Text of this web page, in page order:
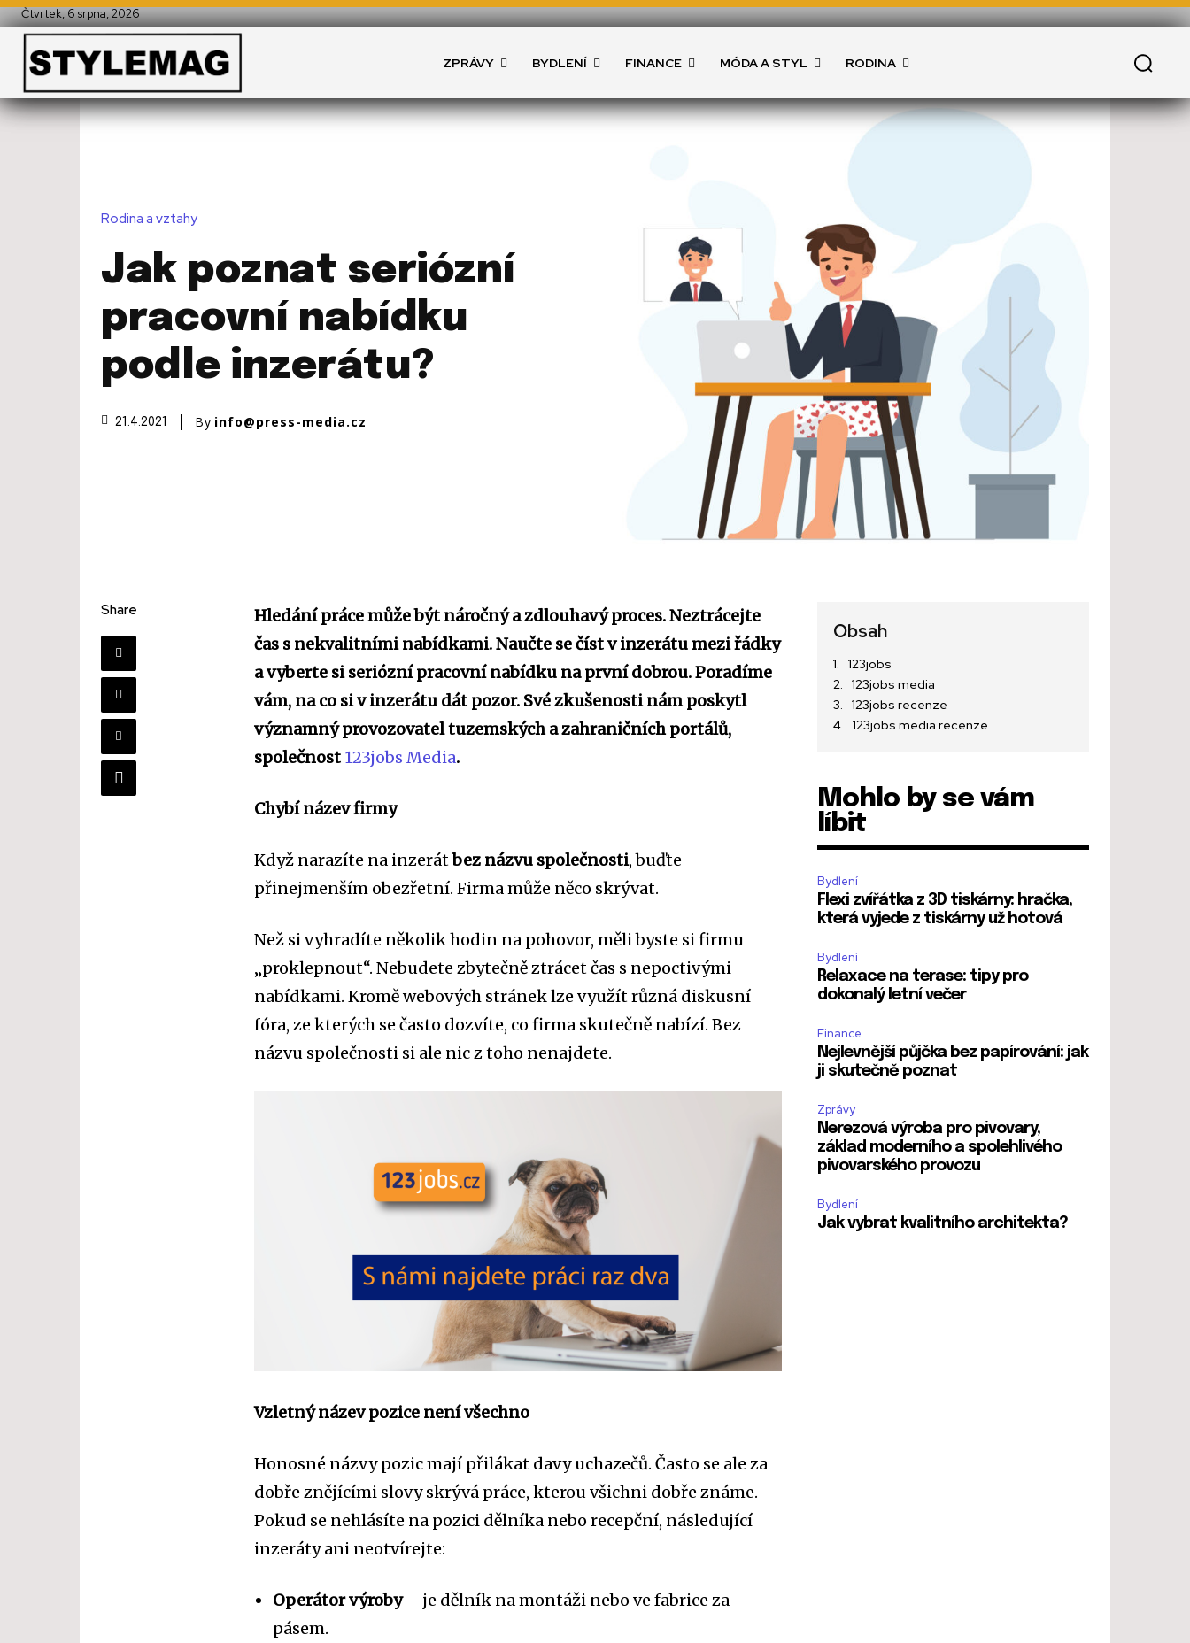
Čtvrtek, 6 srpna, 2026
ZPRÁVY BYDLENÍ FINANCE MÓDA A STYL RODINA
Rodina a vztahy
Jak poznat seriózní
pracovní nabídku
podle inzerátu?
21.4.2021 By info@press-media.cz
Share
Hledání práce může být náročný a zdlouhavý proces. Neztrácejte
čas s nekvalitními nabídkami. Naučte se číst v inzerátu mezi řádky
a vyberte si seriózní pracovní nabídku na první dobrou. Poradíme
vám, na co si v inzerátu dát pozor. Své zkušenosti nám poskytl
významný provozovatel tuzemských a zahraničních portálů,
společnost 123jobs Media.
Chybí název firmy
Když narazíte na inzerátbez názvu společnosti, buďte
přinejmenším obezřetní. Firma může něco skrývat.
Než si vyhradíte několik hodin na pohovor, měli byste si firmu
„proklepnout“. Nebudete zbytečně ztrácet čas s nepoctivými
nabídkami. Kromě webových stránek lze využít různá diskusní
fóra, ze kterých se často dozvíte, co firma skutečně nabízí. Bez
názvu společnosti si ale nic z toho nenajdete.
Vzletný název pozice není všechno
Honosné názvy pozic mají přilákat davy uchazečů. Často se ale za
dobře znějícími slovy skrývá práce, kterou všichni dobře známe.
Pokud se nehlásíte na pozici dělníka nebo recepční, následující
inzeráty ani neotvírejte:
Operátor výroby– je dělník na montáži nebo ve fabrice za
pásem.
Obsah
123jobs
123jobs media
123jobs recenze
123jobs media recenze
Mohlo by se vám
líbit
Bydlení
Flexi zvířátka z 3D tiskárny: hračka,
která vyjede z tiskárny už hotová
Bydlení
Relaxace na terase: tipy pro
dokonalý letní večer
Finance
Nejlevnější půjčka bez papírování: jak
ji skutečně poznat
Zprávy
Nerezová výroba pro pivovary,
základ moderního a spolehlivého
pivovarského provozu
Bydlení
Jak vybrat kvalitního architekta?